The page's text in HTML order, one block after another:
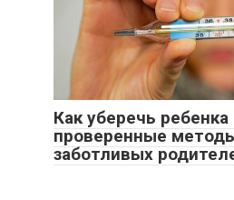
Как уберечь ребенка
проверенные
заботливых